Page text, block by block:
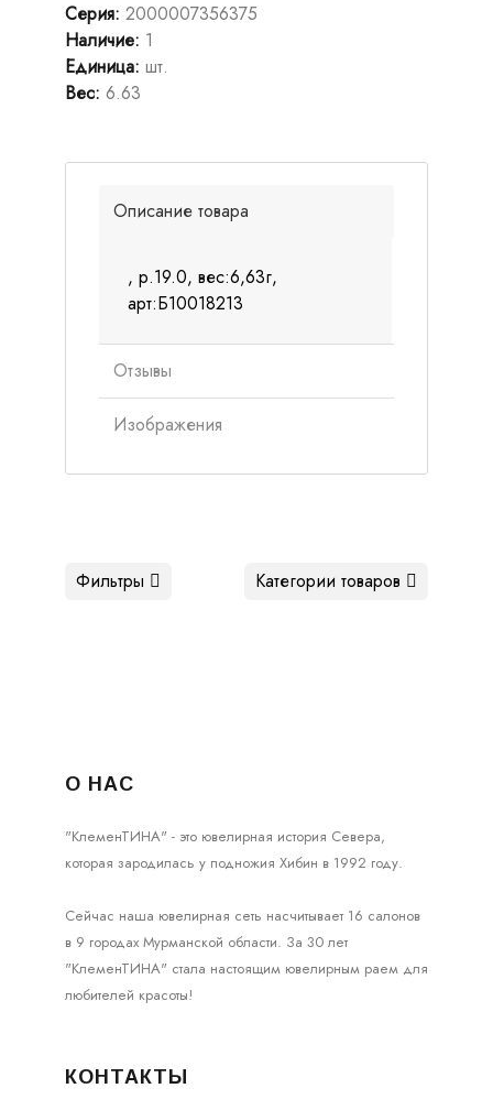
Серия: 2000007356375
Наличие: 1
Единица: шт.
Вес: 6.63
Описание товара
, р.19.0, вес:6,63г,
арт:Б10018213
Отзывы
Изображения
Категории товаров
Фильтры
О НАС
"КлеменТИНА" - это ювелирная история Севера,
которая зародилась у подножия Хибин в 1992 году.
Сейчас наша ювелирная сеть насчитывает 16 салонов
в 9 городах Мурманской области. За 30 лет
"КлеменТИНА" стала настоящим ювелирным раем для
любителей красоты!
КОНТАКТЫ